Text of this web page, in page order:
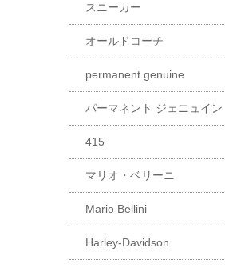
スニーカー
オールドコーチ
permanent genuine
パーマネント ジェニュイン
415
マリオ・ベリーニ
Mario Bellini
Harley-Davidson